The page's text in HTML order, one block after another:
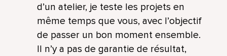
d’un atelier, je teste les projets en
même temps que vous, avec l’objectif
de passer un bon moment ensemble.
Il n’y a pas de garantie de résultat,